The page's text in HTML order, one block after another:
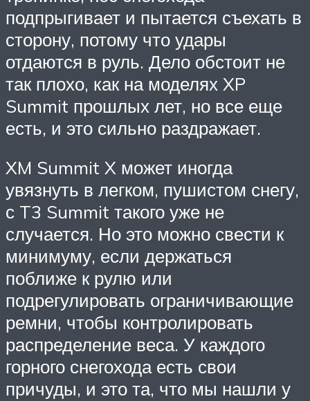
подпрыгивает и пытается съехать в
сторону, потому что удары
отдаются в руль. Дело обстоит не
так плохо, как на моделях XP
Summit прошлых лет, но все еще
есть, и это сильно раздражает.
XM Summit X может иногда
увязнуть в легком, пушистом снегу,
с T3 Summit такого уже не
случается. Но это можно свести к
минимуму, если держаться
поближе к рулю или
подрегулировать ограничивающие
ремни, чтобы контролировать
распределение веса. У каждого
горного снегохода есть свои
причуды, и это та, что мы нашли у